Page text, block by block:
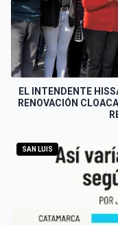
EL INTENDENTE
RENOVACIÓN
SAN LUIS